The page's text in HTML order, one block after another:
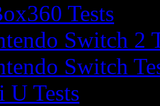
Tests
Switch 2
Switch
U Tests